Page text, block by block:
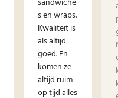
s en wraps.
Kwaliteit is
als altijd
goed. En
komen ze
altijd ruim
op tijd alles